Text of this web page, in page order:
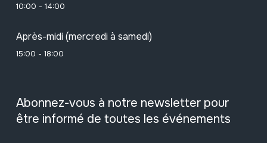
10:00 - 14:00
Après-midi (mercredi à samedi)
15:00 - 18:00
Abonnez-vous à notre newsletter pour
être informé de toutes les événements